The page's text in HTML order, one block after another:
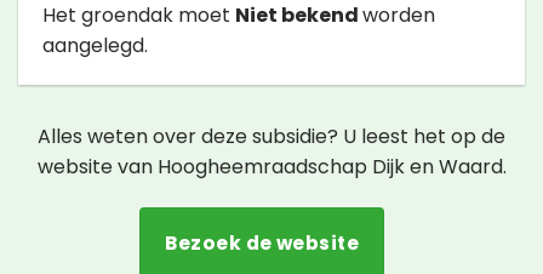
Het groendak moet Niet bekendworden
aangelegd.
Alles weten over deze subsidie? U leest het op de
website van Hoogheemraadschap Dijk en Waard.
Bezoek de website